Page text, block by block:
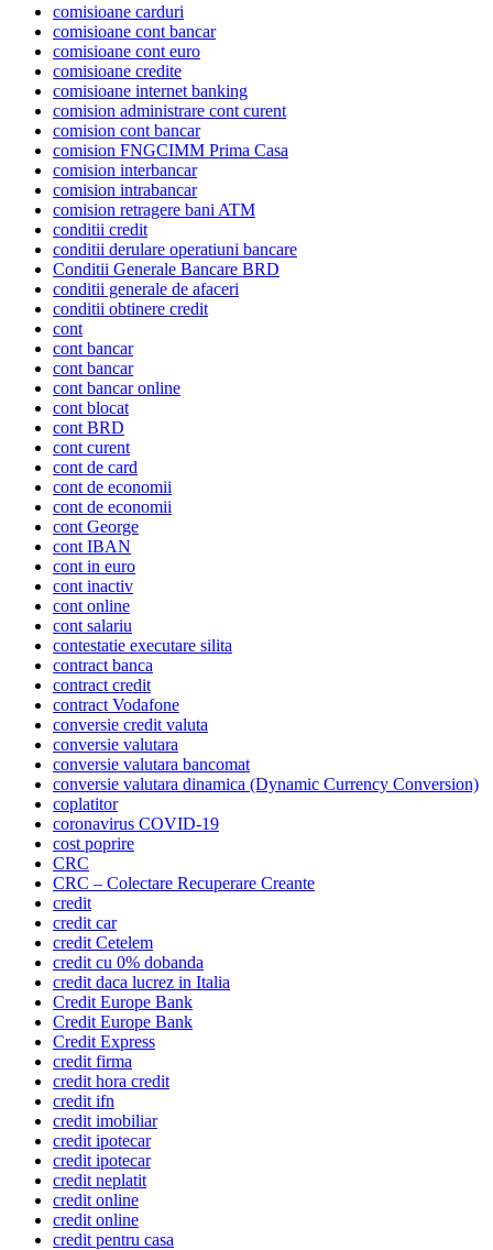
comisioane carduri
comisioane cont bancar
comisioane cont euro
comisioane credite
comisioane internet banking
comision administrare cont curent
comision cont bancar
comision FNGCIMM Prima Casa
comision interbancar
comision intrabancar
comision retragere bani ATM
conditii credit
conditii derulare operatiuni bancare
Conditii Generale Bancare BRD
conditii generale de afaceri
conditii obtinere credit
cont
cont bancar
cont bancar
cont bancar online
cont blocat
cont BRD
cont curent
cont de card
cont de economii
cont de economii
cont George
cont IBAN
cont in euro
cont inactiv
cont online
cont salariu
contestatie executare silita
contract banca
contract credit
contract Vodafone
conversie credit valuta
conversie valutara
conversie valutara bancomat
conversie valutara dinamica (Dynamic Currency Conversion)
coplatitor
coronavirus COVID-19
cost poprire
CRC
CRC – Colectare Recuperare Creante
credit
credit car
credit Cetelem
credit cu 0% dobanda
credit daca lucrez in Italia
Credit Europe Bank
Credit Europe Bank
Credit Express
credit firma
credit hora credit
credit ifn
credit imobiliar
credit ipotecar
credit ipotecar
credit neplatit
credit online
credit online
credit pentru casa